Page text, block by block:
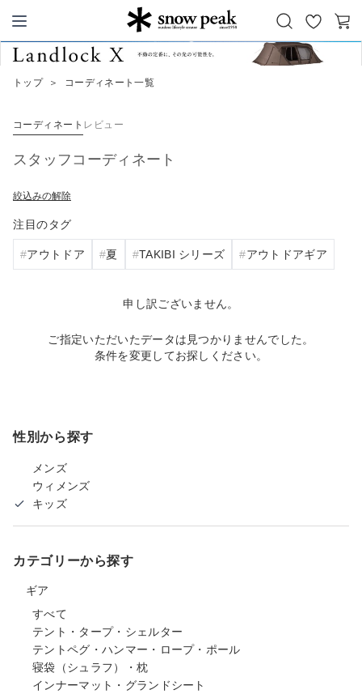
Snow Peak
お
気
カ
トップ ＞ コーディネート一覧
コーディネート レビュー
スタッフコーディネート
絞込みの解除
注目のタグ
アウトドア 夏 TAKIBI シリーズ アウトドアギア
申し訳ございません。
ご指定いただいたデータは見つかりませんでした。
条件を変更してお探しください。
性別から探す
メンズ
ウィメンズ
キッズ
カテゴリーから探す
ギア
すべて
テント・タープ・シェルター
テントペグ・ハンマー・ロープ・ポール
寝袋（シュラフ）・枕
インナーマット・グランドシート